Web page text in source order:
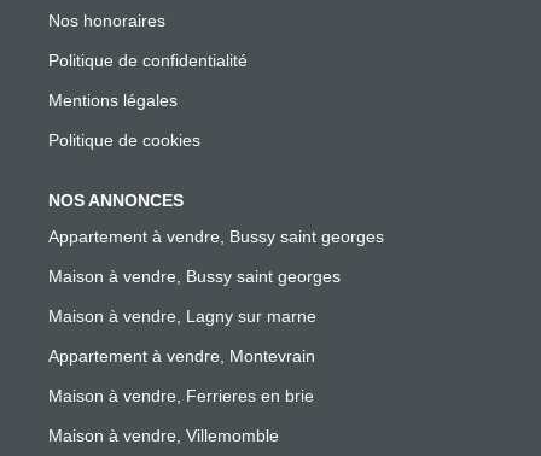
Nos honoraires
Politique de confidentialité
Mentions légales
Politique de cookies
NOS ANNONCES
Appartement à vendre, Bussy saint georges
Maison à vendre, Bussy saint georges
Maison à vendre, Lagny sur marne
Appartement à vendre, Montevrain
Maison à vendre, Ferrieres en brie
Maison à vendre, Villemomble